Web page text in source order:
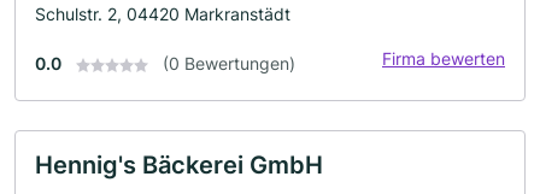
Schulstr. 2, 04420 Markranstädt
0.0 (0 Bewertungen) Firma bewerten
Hennig's Bäckerei GmbH